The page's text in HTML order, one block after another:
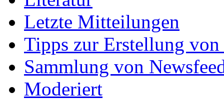
Letzte Mitteilungen
Tipps zur Erstellung
Sammlung von
Moderiert